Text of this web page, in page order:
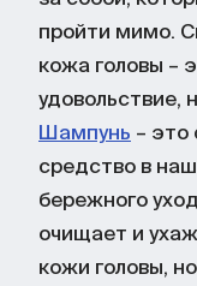
пройти мимо.
кожа головы –
удовольствие,
Шампунь – это
средство в
бережного
очищает и
кожи головы,